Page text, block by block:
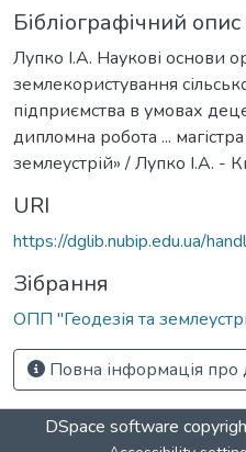
Бібліографічний опис
Лупко І.А. Наукові основи
землекористування
підприємства в умовах
дипломна робота ...
землеустрій» / Лупко І.А. -
URI
https://dglib.nubip.edu.ua/
Зібрання
ОПП "Геодезія та
Повна інформація про
DSpace software